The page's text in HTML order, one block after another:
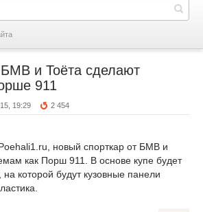
и Тоёта сделают
911
19:29 2 454
новый спорткар от БМВ и
как Порш 911. В основе купе будет
которой будут кузовные панели